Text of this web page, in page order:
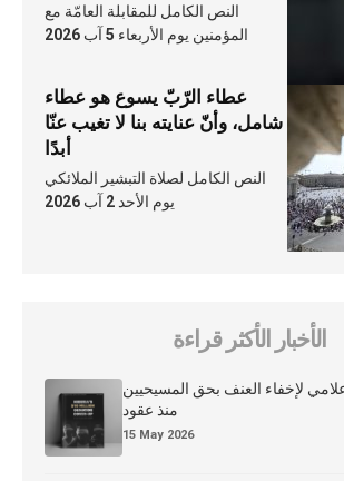
النص الكامل للمقابلة العامّة مع
المؤمنين يوم الأربعاء 5 آب 2026
عطاء الرّبّ يسوع هو عطاء
شامل، وأنّ عنايته بنا لا تغيب عنّا
أبدًا
النص الكامل لصلاة التبشير الملائكي
يوم الأحد 2 آب 2026
الأخبار الأكثر قراءة
لإخفاء العنف بحق المسيحيين
منذ عقود
15 May 2026